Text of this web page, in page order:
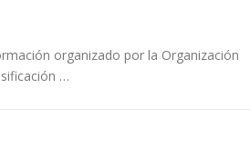
organizado por la Organización
…